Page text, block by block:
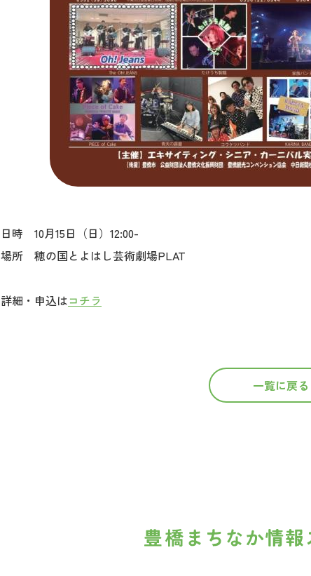
日時 10月15日（日）12:00-
場所 穂の国とよはし芸術劇場PLAT
詳細・申込はコチラ
一覧に戻る